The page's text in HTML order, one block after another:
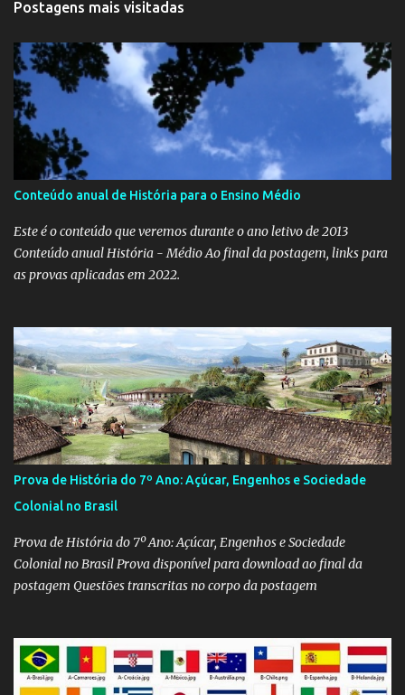
Postagens mais visitadas
Conteúdo anual de História para o Ensino Médio
Este é o conteúdo que veremos durante o ano letivo de 2013
Conteúdo anual História - Médio Ao final da postagem, links para
as provas aplicadas em 2022.
Prova de História do 7º Ano: Açúcar, Engenhos e Sociedade
Colonial no Brasil
Prova de História do 7º Ano: Açúcar, Engenhos e Sociedade
Colonial no Brasil Prova disponível para download ao final da
postagem Questões transcritas no corpo da postagem